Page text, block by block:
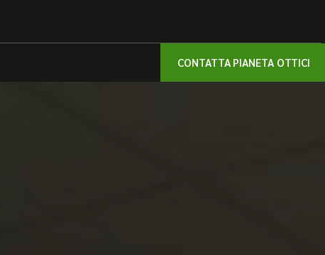
CONTATTA PIANETA OTTICI